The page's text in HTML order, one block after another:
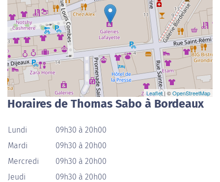
Leaflet| ©OpenStreetMap
Horaires de Thomas Sabo à Bordeaux
Lundi
09h30 à 20h00
Mardi
09h30 à 20h00
Mercredi
09h30 à 20h00
Jeudi
09h30 à 20h00